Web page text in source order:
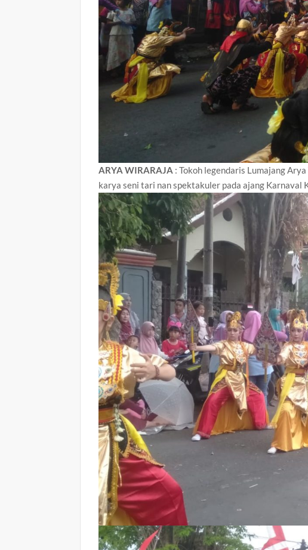
ARYA WIRARAJA : Tokoh legendaris Lumajang
karya seni tari nan spektakuler pada ajang Karnaval